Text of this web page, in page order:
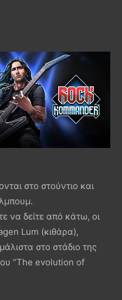
στο στούντιο και
να δείτε από κάτω, οι
Lum (κιθάρα),
στο στάδιο της
“The evolution of